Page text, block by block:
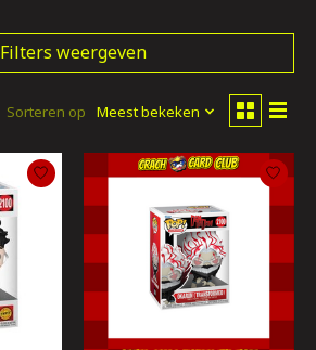
Filters weergeven
Sorteren op Meest bekeken